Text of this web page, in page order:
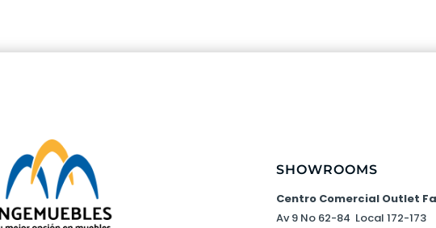
SHOWROOMS
Centro Comercial Outlet
Av 9 No 62-84 Local 172-173